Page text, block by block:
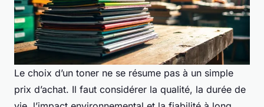
Le choix d’un toner ne se résume pas à un simple
prix d’achat. Il faut considérer la qualité, la durée de